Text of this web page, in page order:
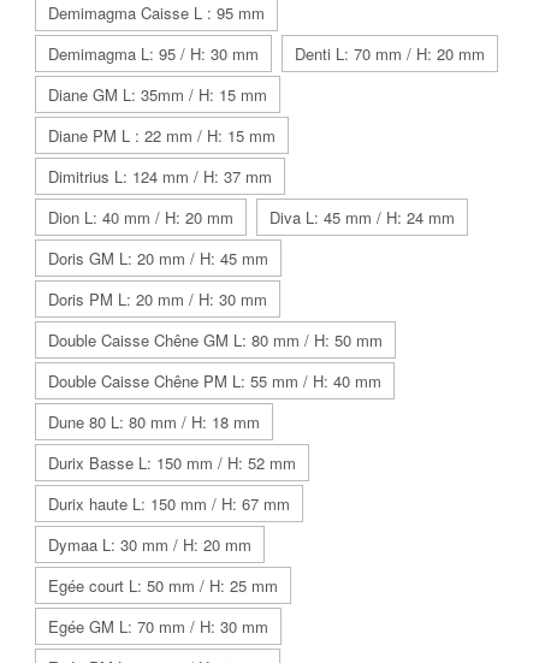
Demimagma Caisse L : 95 mm
Demimagma L: 95 / H: 30 mm
Denti L: 70 mm / H: 20 mm
Diane GM L: 35mm / H: 15 mm
Diane PM L : 22 mm / H: 15 mm
Dimitrius L: 124 mm / H: 37 mm
Dion L: 40 mm / H: 20 mm
Diva L: 45 mm / H: 24 mm
Doris GM L: 20 mm / H: 45 mm
Doris PM L: 20 mm / H: 30 mm
Double Caisse Chêne GM L: 80 mm / H: 50 mm
Double Caisse Chêne PM L: 55 mm / H: 40 mm
Dune 80 L: 80 mm / H: 18 mm
Durix Basse L: 150 mm / H: 52 mm
Durix haute L: 150 mm / H: 67 mm
Dymaa L: 30 mm / H: 20 mm
Egée court L: 50 mm / H: 25 mm
Egée GM L: 70 mm / H: 30 mm